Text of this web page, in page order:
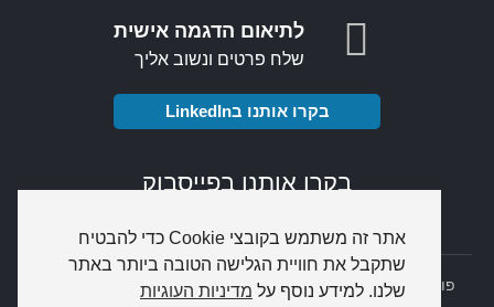
לתיאום הדגמה אישית
שלח פרטים ונשוב אליך
בקרו אותנו בLinkedIn
בקרו אותנו בפייסבוק
פוקטלינק מסופוניםPocketLink© כל הזכויות שמורות |
אתר זה משתמש בקובצי Cookie כדי להבטיח
שתקבל את חוויית הגלישה הטובה ביותר באתר
שלנו. למידע נוסף על מדיניות העוגיות